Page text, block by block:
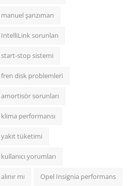
şanzıman
sorunları
stop sistemi
disk problemleri
sorunları
performansı
tüketimi
yorumları
mı Opel Insignia performans